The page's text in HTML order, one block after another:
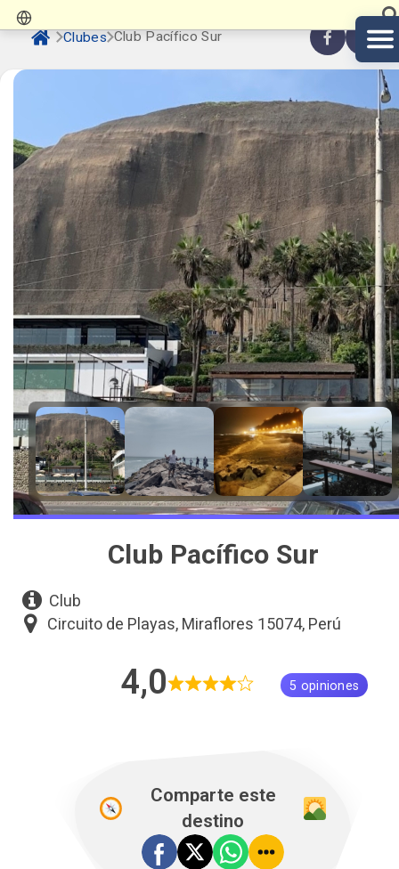
Clubes Club Pacífico Sur
Club Pacífico Sur
Club
Circuito de Playas, Miraflores 15074, Perú
4,0 5 opiniones
Comparte este
destino